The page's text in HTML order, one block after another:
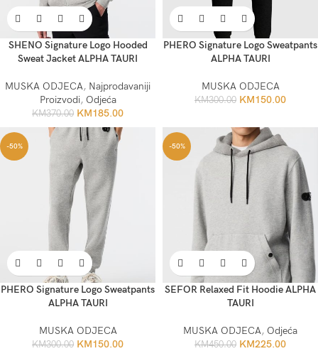
SHENO Signature Logo Hooded
Sweat Jacket ALPHA TAURI
MUSKA ODJECA, Najprodavaniji
Proizvodi, Odjeća
KM370.00 KM185.00
PHERO Signature Logo Sweatpants
ALPHA TAURI
MUSKA ODJECA
KM300.00 KM150.00
-50%
PHERO Signature Logo Sweatpants
ALPHA TAURI
MUSKA ODJECA
KM300.00 KM150.00
-50%
SEFOR Relaxed Fit Hoodie ALPHA
TAURI
MUSKA ODJECA, Odjeća
KM450.00 KM225.00